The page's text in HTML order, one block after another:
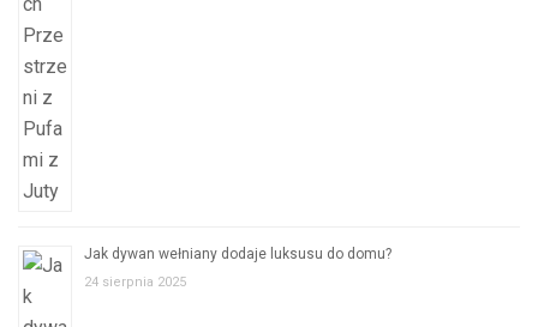
Jak dywan wełniany dodaje luksusu do domu?
24 sierpnia 2025